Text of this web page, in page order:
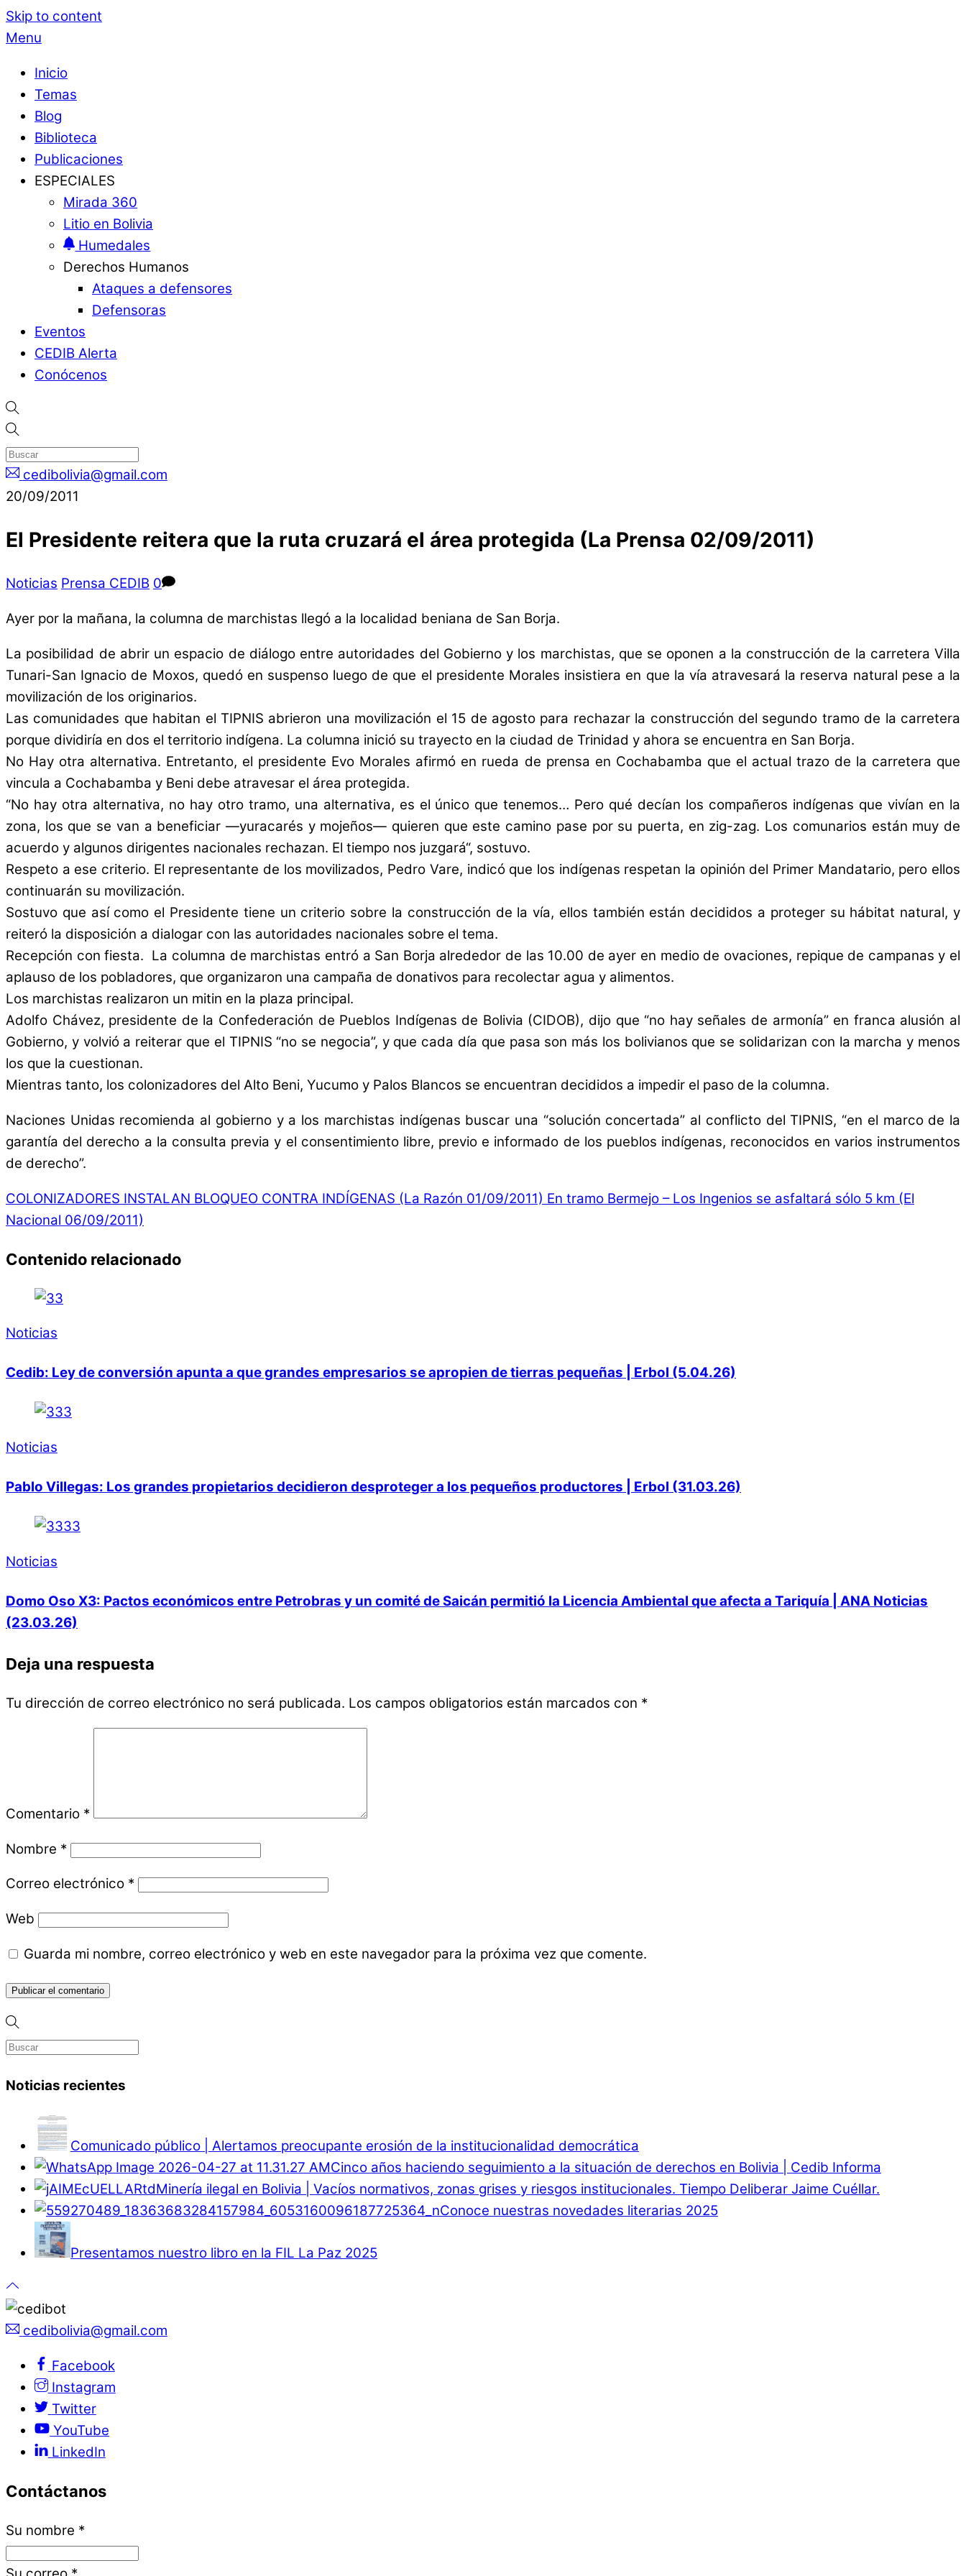
Skip to content
Menu
Inicio
Temas
Blog
Biblioteca
Publicaciones
ESPECIALES
Mirada 360
Litio en Bolivia
Humedales
Derechos Humanos
Ataques a defensores
Defensoras
Eventos
CEDIB Alerta
Conócenos
cedibolivia@gmail.com
20/09/2011
El Presidente reitera que la ruta cruzará el área protegida (La Prensa 02/09/2011)
Noticias Prensa CEDIB 0
Ayer por la mañana, la columna de marchistas llegó a la localidad beniana de San Borja.
La posibilidad de abrir un espacio de diálogo entre autoridades del Gobierno y los marchistas, que se oponen a la construcción de la carretera Villa
Tunari-San Ignacio de Moxos, quedó en suspenso luego de que el presidente Morales insistiera en que la vía atravesará la reserva natural pese a la
movilización de los originarios.
Las comunidades que habitan el TIPNIS abrieron una movilización el 15 de agosto para rechazar la construcción del segundo tramo de la carretera
porque dividiría en dos el territorio indígena. La columna inició su trayecto en la ciudad de Trinidad y ahora se encuentra en San Borja.
No Hay otra alternativa. Entretanto, el presidente Evo Morales afirmó en rueda de prensa en Cochabamba que el actual trazo de la carretera que
vincula a Cochabamba y Beni debe atravesar el área protegida.
“No hay otra alternativa, no hay otro tramo, una alternativa, es el único que tenemos… Pero qué decían los compañeros indígenas que vivían en la
zona, los que se van a beneficiar —yuracarés y mojeños— quieren que este camino pase por su puerta, en zig-zag. Los comunarios están muy de
acuerdo y algunos dirigentes nacionales rechazan. El tiempo nos juzgará“, sostuvo.
Respeto a ese criterio. El representante de los movilizados, Pedro Vare, indicó que los indígenas respetan la opinión del Primer Mandatario, pero ellos
continuarán su movilización.
Sostuvo que así como el Presidente tiene un criterio sobre la construcción de la vía, ellos también están decididos a proteger su hábitat natural, y
reiteró la disposición a dialogar con las autoridades nacionales sobre el tema.
Recepción con fiesta. La columna de marchistas entró a San Borja alrededor de las 10.00 de ayer en medio de ovaciones, repique de campanas y el
aplauso de los pobladores, que organizaron una campaña de donativos para recolectar agua y alimentos.
Los marchistas realizaron un mitin en la plaza principal.
Adolfo Chávez, presidente de la Confederación de Pueblos Indígenas de Bolivia (CIDOB), dijo que “no hay señales de armonía” en franca alusión al
Gobierno, y volvió a reiterar que el TIPNIS “no se negocia”, y que cada día que pasa son más los bolivianos que se solidarizan con la marcha y menos
los que la cuestionan.
Mientras tanto, los colonizadores del Alto Beni, Yucumo y Palos Blancos se encuentran decididos a impedir el paso de la columna.
Naciones Unidas recomienda al gobierno y a los marchistas indígenas buscar una “solución concertada” al conflicto del TIPNIS, “en el marco de la
garantía del derecho a la consulta previa y el consentimiento libre, previo e informado de los pueblos indígenas, reconocidos en varios instrumentos
de derecho”.
COLONIZADORES INSTALAN BLOQUEO CONTRA INDÍGENAS (La Razón 01/09/2011) En tramo Bermejo – Los Ingenios se asfaltará sólo 5 km (El
Nacional 06/09/2011)
Contenido relacionado
Noticias
Cedib: Ley de conversión apunta a que grandes empresarios se apropien de tierras pequeñas | Erbol (5.04.26)
Noticias
Pablo Villegas: Los grandes propietarios decidieron desproteger a los pequeños productores | Erbol (31.03.26)
Noticias
Domo Oso X3: Pactos económicos entre Petrobras y un comité de Saicán permitió la Licencia Ambiental que afecta a Tariquía | ANA Noticias
(23.03.26)
Deja una respuesta
Tu dirección de correo electrónico no será publicada. Los campos obligatorios están marcados con *
Comentario *
Nombre *
Correo electrónico *
Web
Guarda mi nombre, correo electrónico y web en este navegador para la próxima vez que comente.
Noticias recientes
Comunicado público | Alertamos preocupante erosión de la institucionalidad democrática
Cinco años haciendo seguimiento a la situación de derechos en Bolivia | Cedib Informa
Minería ilegal en Bolivia | Vacíos normativos, zonas grises y riesgos institucionales. Tiempo Deliberar Jaime Cuéllar.
Conoce nuestras novedades literarias 2025
Presentamos nuestro libro en la FIL La Paz 2025
cedibolivia@gmail.com
Facebook
Instagram
Twitter
YouTube
LinkedIn
Contáctanos
Su nombre *